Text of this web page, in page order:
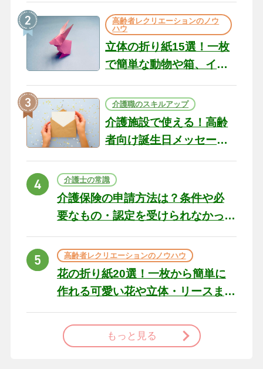
の現場から（22）
高齢者レクリエーションのノウ
ハウ
立体の折り紙15選！一枚
で簡単な動物や箱、イン
介護職のスキルアップ
介護施設で使える！高齢
者向け誕生日メッセージ
ト
介護士の常識
介護保険の申請方法は？条件や必
要なもの・認定を受けられなかっ
高齢者レクリエーションのノウハウ
花の折り紙20選！一枚から簡単に
作れる可愛い花や立体・リースま
もっと見る